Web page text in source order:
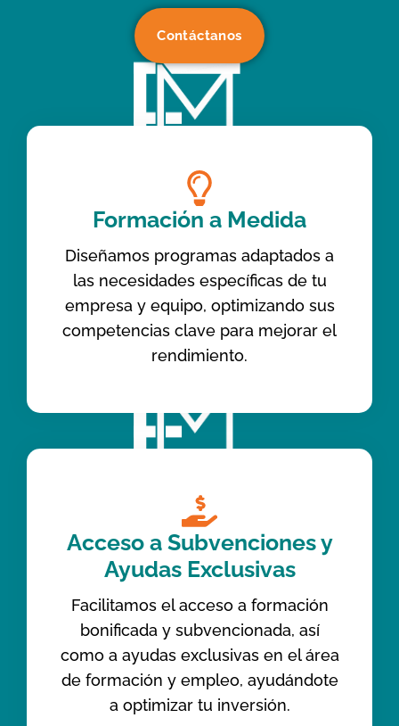
Contáctanos
Formación a Medida
Diseñamos programas adaptados a
las necesidades específicas de tu
empresa y equipo, optimizando sus
competencias clave para mejorar el
rendimiento.
Acceso a Subvenciones y
Ayudas Exclusivas
Facilitamos el acceso a formación
bonificada y subvencionada, así
como a ayudas exclusivas en el área
de formación y empleo, ayudándote
a optimizar tu inversión.